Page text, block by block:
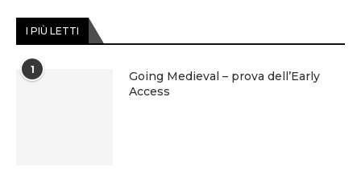
I PIÙ LETTI
1
Going Medieval – prova dell’Early
Access